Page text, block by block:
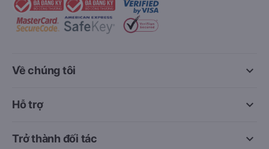
keyboard_arrow_down
Về chúng tôi
keyboard_arrow_down
Hỗ trợ
keyboard_arrow_down
Trở thành đối tác